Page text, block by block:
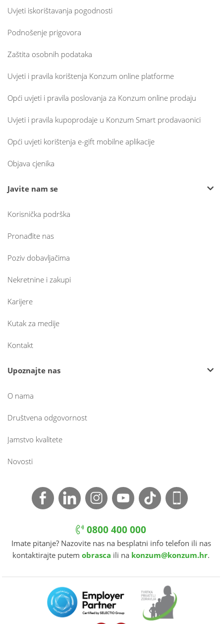
Uvjeti iskorištavanja pogodnosti
Podnošenje prigovora
Zaštita osobnih podataka
Uvjeti i pravila korištenja Konzum online platforme
Opći uvjeti i pravila poslovanja za Konzum online prodaju
Uvjeti i pravila kupoprodaje u Konzum Smart prodavaonici
Opći uvjeti korištenja e-gift mobilne aplikacije
Objava cjenika
Javite nam se
Korisnička podrška
Pronađite nas
Poziv dobavljačima
Nekretnine i zakupi
Karijere
Kutak za medije
Kontakt
Upoznajte nas
O nama
Društvena odgovornost
Jamstvo kvalitete
Novosti
0800 400 000
Imate pitanje? Nazovite nas na besplatni info telefon ili nas
kontaktirajte putem obrasca ili na konzum@konzum.hr.